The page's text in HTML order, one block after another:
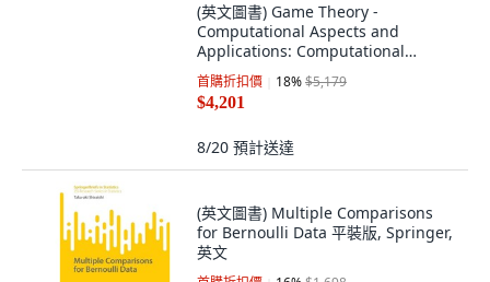
(英文圖書) Game Theory -
Computational Aspects and
Applications: Computational
Aspects and... 精裝版, Intechopen,
英文
首購折扣價 18%$5,179
$4,201
8/20 預計送達
(英文圖書) Multiple Comparisons
for Bernoulli Data 平裝版, Springer,
英文